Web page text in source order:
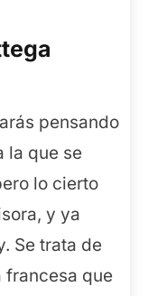
pensando
la que se
lo cierto
y ya
Se trata de
francesa que